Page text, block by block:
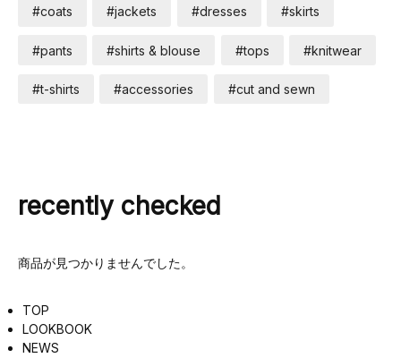
#coats #jackets #dresses #skirts
#pants #shirts & blouse #tops #knitwear
#t-shirts #accessories #cut and sewn
recently checked
商品が見つかりませんでした。
TOP
LOOKBOOK
NEWS